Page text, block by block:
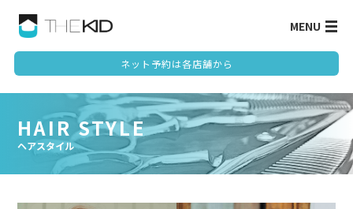
MENU
ネット予約は各店舗から
HAIR STYLE
ヘアスタイル